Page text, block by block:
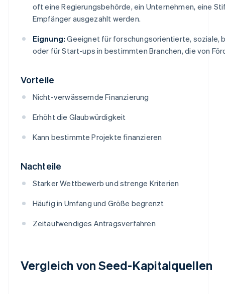
oft eine Regierungsbehörde, ein Unternehmen, eine
Empfänger ausgezahlt werden.
Eignung: Geeignet für forschungsorientierte,
oder für Start-ups in bestimmten Branchen, die von
Vorteile
Nicht-verwässernde Finanzierung
Erhöht die Glaubwürdigkeit
Kann bestimmte Projekte finanzieren
Nachteile
Starker Wettbewerb und strenge Kriterien
Häufig in Umfang und Größe begrenzt
Zeitaufwendiges Antragsverfahren
Vergleich von Seed-Kapitalquellen